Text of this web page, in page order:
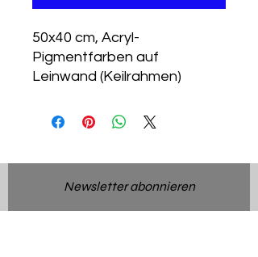
50x40 cm, Acryl-
Pigmentfarben auf
Leinwand (Keilrahmen)
Newsletter abonnieren